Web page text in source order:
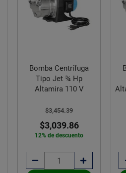
Bomba Centrífuga
Tipo Jet ¾ Hp
Altamira 110 V
$3,454.39
$3,039.86
12% de descuento